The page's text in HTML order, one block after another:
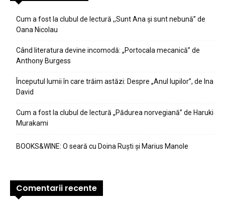
Cum a fost la clubul de lectură ,,Sunt Ana şi sunt nebună” de
Oana Nicolau
Când literatura devine incomodă: „Portocala mecanică” de
Anthony Burgess
Începutul lumii în care trăim astăzi: Despre „Anul lupilor”, de Ina
David
Cum a fost la clubul de lectură „Pădurea norvegiană” de Haruki
Murakami
BOOKS&WINE: O seară cu Doina Ruști și Marius Manole
Comentarii recente